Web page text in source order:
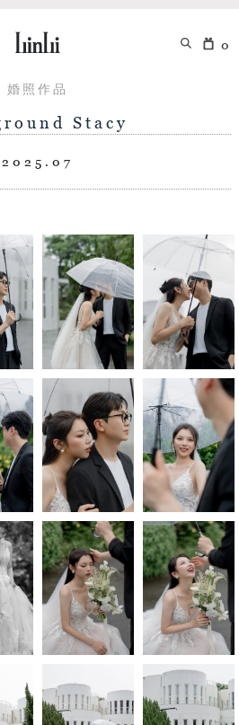
0
婚照作品
Stacy
2025.07